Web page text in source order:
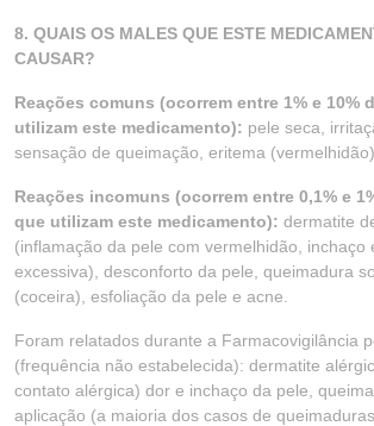
8. QUAIS OS MALES QUE ESTE
CAUSAR?
Reações comuns (ocorrem entre 1% e 10%
utilizam este medicamento): pele seca,
sensação de queimação, eritema (vermelhidão).
Reações incomuns (ocorrem entre 0,1% e
que utilizam este medicamento): dermatite
(inflamação da pele com vermelhidão, inchaço
excessiva), desconforto da pele, queimadura
(coceira), esfoliação da pele e acne.
Foram relatados durante a Farmacovigilância
(frequência não estabelecida): dermatite
contato alérgica) dor e inchaço da pele,
aplicação (a maioria dos casos de